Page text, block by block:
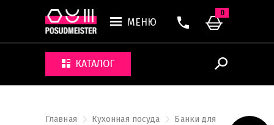
МЕНЮ
КАТАЛОГ
0
Главная Кухонная посуда
Банки для